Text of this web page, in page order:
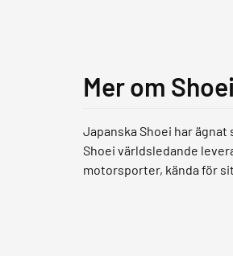
Mer om Shoei
Japanska Shoei har ägnat
Shoei världsledande
motorsporter, kända för